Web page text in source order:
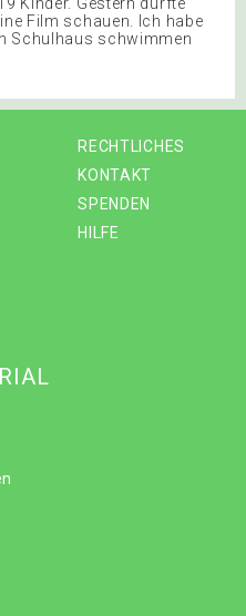
Kinder. Gestern durfte
Film schauen. Ich habe
Schulhaus schwimmen
RECHTLICHES
KONTAKT
SPENDEN
HILFE